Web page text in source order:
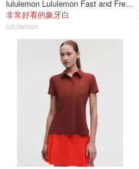
lululemon Lululemon Fast and Free 跑步腰包
非常好看的象牙白
lululemon